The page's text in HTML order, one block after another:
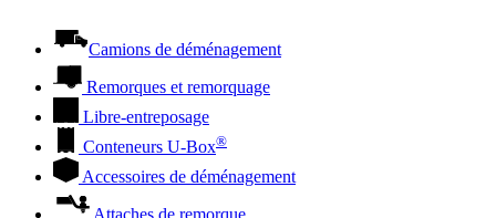
Camions de déménagement
Remorques et remorquage
Libre-entreposage
Conteneurs U-Box®
Accessoires de déménagement
Attaches de remorque